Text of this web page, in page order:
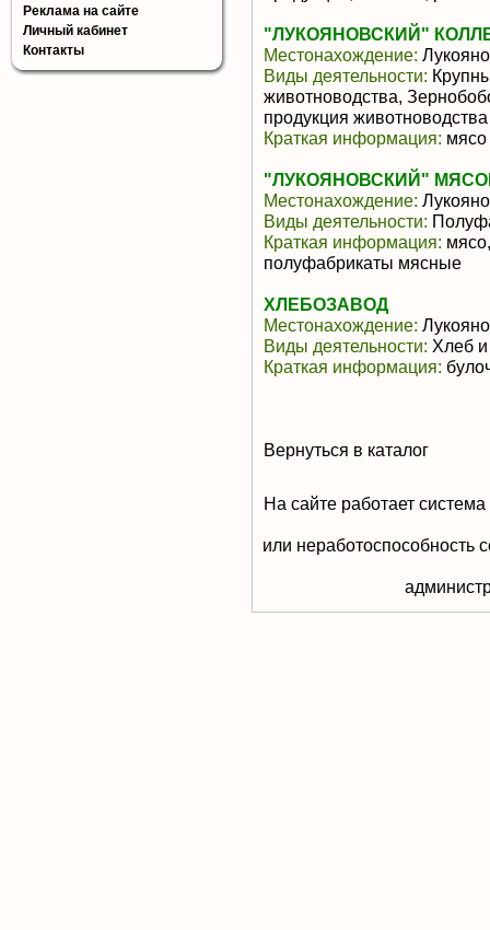
Реклама на сайте
Личный кабинет
Контакты
"ЛУКОЯНОВСКИЙ"
Местонахождение:
Виды деятельности:
животноводства,
продукция животноводства
Краткая информация: мясо
"ЛУКОЯНОВСКИЙ"
Местонахождение:
Виды деятельности:
Краткая информация:
полуфабрикаты мясные
ХЛЕБОЗАВОД
Местонахождение:
Виды деятельности: Хлеб
Краткая информация:
Вернуться в каталог
На сайте работает
или неработоспособность